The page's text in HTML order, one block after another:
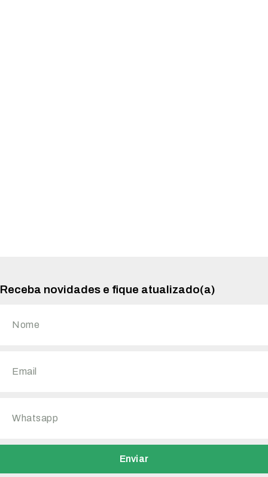
Receba novidades e fique atualizado(a)
Enviar